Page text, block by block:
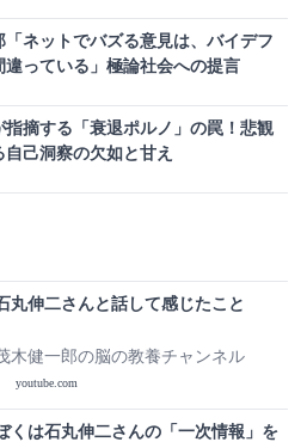
「ネットでバズる意見は、バイデフ
違っている」極論社会への提言
指摘する「衰退ポルノ」の罠！悲観
己洞察の欠如と甘え
丸伸二さんと話して感じたこと
木健一郎の脳の教養チャンネル
youtube.com
くは石丸伸二さんの「一次情報」を